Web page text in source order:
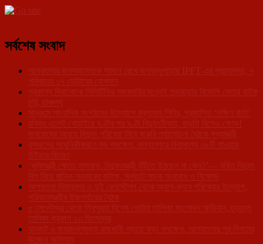
সর্বশেষ সংবাদ
আগরতলার জনসমাবেশকে সামনে রেখে জগবন্ধুপাড়ায় IPFT-এর প্রচারসভা, ৭
পরিবারের ১৭ ভোটারের যোগদান
প্রকাশ্য দিবালোকে সিসিটিভির নজরদারির মধ্যেই গন্ডাছড়ায় বিজেপি নেতার বাইক
চুরি, চাঞ্চল্য
সাব্রুমে সাংবাদিক সংগঠনের উদ্যোগে রক্তদান শিবির, প্রকাশিত ‘দক্ষিণ বার্তা’
রবিবার এলেই খোয়াইয়ে ঘণ্টার পর ঘণ্টা বিদ্যুৎহীনতা, বাড়তি বিলেও ক্ষোভ!
জনরোষের আবহে বিদ্যুৎ পরিষেবা নিয়ে জরুরি পর্যালোচনা বৈঠকে মুখ্যমন্ত্রী
কৃষকদের আধুনিকীকরণে বড় পদক্ষেপ, কল্যাণপুরে বিনামূল্যে ৩৮টি পাওয়ার
উইডার বিতরণ
‘কৃষিমন্ত্রী ক্ষেতে নামছেন, বিদ্যুৎমন্ত্রী খুঁটিতে উঠছেন না কেন?’— বর্ধিত বিদ্যুৎ
বিল নিয়ে মানিক সরকারের কটাক্ষ, মনুঘাটে সড়ক অবরোধ ও বিক্ষোভ
আগরতলা বিমানবন্দর ও দুই রেলস্টেশন থেকে অ্যাপ-ক্যাব পরিষেবার উদ্যোগ,
পরিবহনমন্ত্রীর উচ্চপর্যায়ের বৈঠক
৫ সেপ্টেম্বর থেকে ত্রিপুরায় বিশেষ ভোটার তালিকা সংশোধন অভিযান, চূড়ান্ত
তালিকা প্রকাশ ২৩ ডিসেম্বর
যানজট ও জবরদখলমুক্ত রাজধানী গড়তে কড়া পদক্ষেপ, আগরতলায় পুর নিগমের
উচ্ছেদ অভিযান